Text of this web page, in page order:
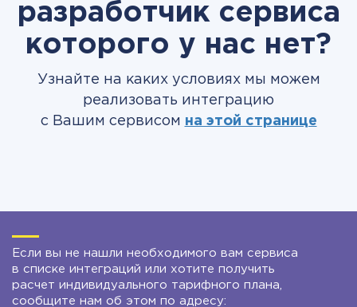
разработчик сервиса
которого у нас нет?
Узнайте на каких условиях мы можем
реализовать интеграцию
с Вашим сервисом на этой странице
Если вы не нашли необходимого вам сервиса
в списке интеграций или хотите получить
расчет индивидуального тарифного плана,
сообщите нам об этом по адресу: